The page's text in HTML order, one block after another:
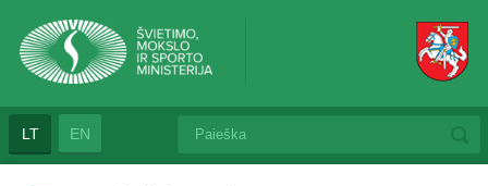
LT EN